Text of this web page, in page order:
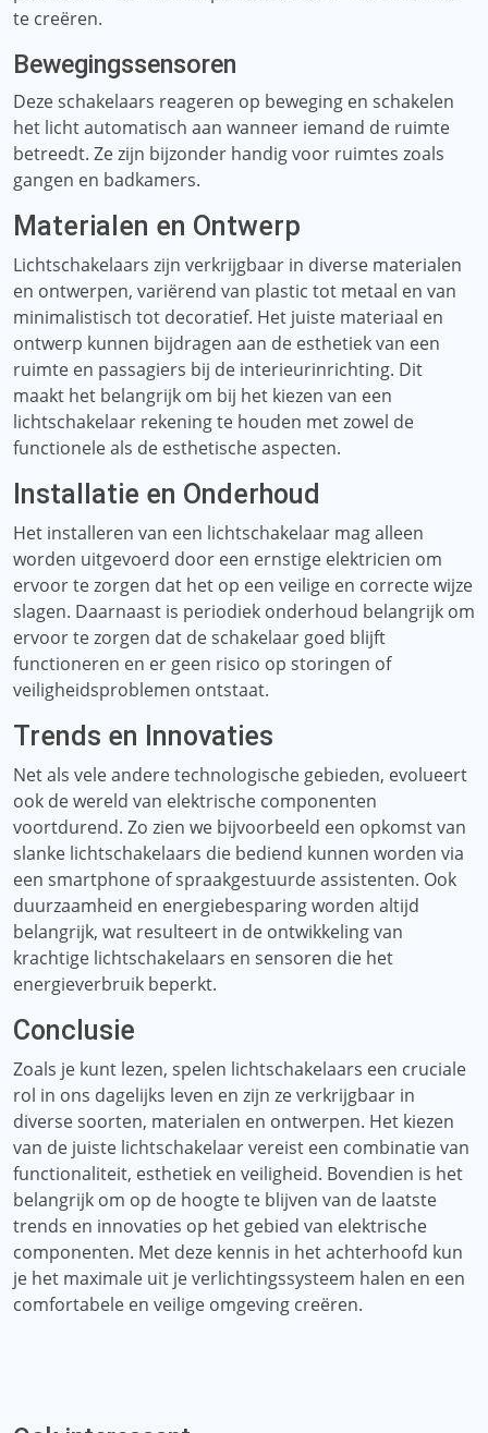
te creëren.
Bewegingssensoren
Deze schakelaars reageren op beweging en schakelen
het licht automatisch aan wanneer iemand de ruimte
betreedt. Ze zijn bijzonder handig voor ruimtes zoals
gangen en badkamers.
Materialen en Ontwerp
Lichtschakelaars zijn verkrijgbaar in diverse materialen
en ontwerpen, variërend van plastic tot metaal en van
minimalistisch tot decoratief. Het juiste materiaal en
ontwerp kunnen bijdragen aan de esthetiek van een
ruimte en passagiers bij de interieurinrichting. Dit
maakt het belangrijk om bij het kiezen van een
lichtschakelaar rekening te houden met zowel de
functionele als de esthetische aspecten.
Installatie en Onderhoud
Het installeren van een lichtschakelaar mag alleen
worden uitgevoerd door een ernstige elektricien om
ervoor te zorgen dat het op een veilige en correcte wijze
slagen. Daarnaast is periodiek onderhoud belangrijk om
ervoor te zorgen dat de schakelaar goed blijft
functioneren en er geen risico op storingen of
veiligheidsproblemen ontstaat.
Trends en Innovaties
Net als vele andere technologische gebieden, evolueert
ook de wereld van elektrische componenten
voortdurend. Zo zien we bijvoorbeeld een opkomst van
slanke lichtschakelaars die bediend kunnen worden via
een smartphone of spraakgestuurde assistenten. Ook
duurzaamheid en energiebesparing worden altijd
belangrijk, wat resulteert in de ontwikkeling van
krachtige lichtschakelaars en sensoren die het
energieverbruik beperkt.
Conclusie
Zoals je kunt lezen, spelen lichtschakelaars een cruciale
rol in ons dagelijks leven en zijn ze verkrijgbaar in
diverse soorten, materialen en ontwerpen. Het kiezen
van de juiste lichtschakelaar vereist een combinatie van
functionaliteit, esthetiek en veiligheid. Bovendien is het
belangrijk om op de hoogte te blijven van de laatste
trends en innovaties op het gebied van elektrische
componenten. Met deze kennis in het achterhoofd kun
je het maximale uit je verlichtingssysteem halen en een
comfortabele en veilige omgeving creëren.